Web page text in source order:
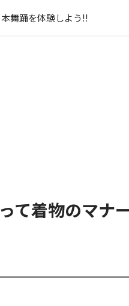
舞踊を体験しよう!!
て着物のマナ